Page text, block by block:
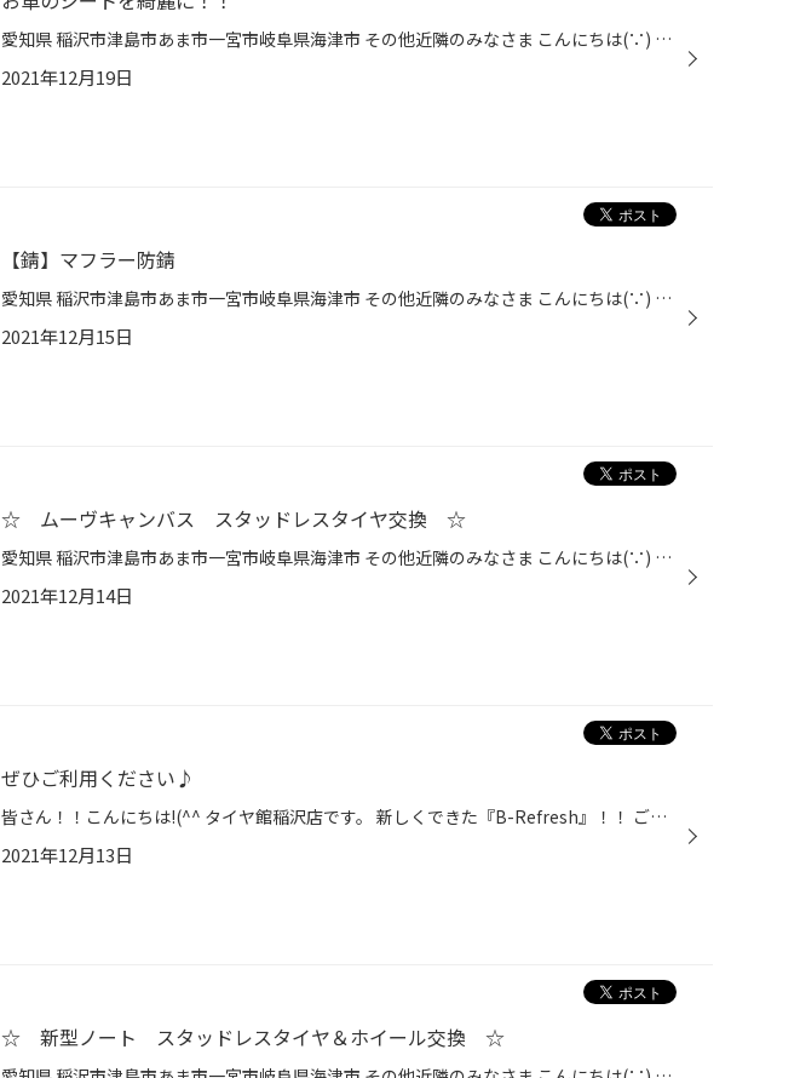
愛知県 稲沢市津島市あま市一宮市岐阜県海津市 その他近隣のみなさま こんにちは(∵) 愛知県稲沢市福島町西尾張中央道沿い エンジン オイル交換 も出来る お店 【タイヤ館 稲沢】です。 パンク 補償 サービス もございます。 【祝】スマホ決済が導入！ d払い、ペイペイ、Rペイがご利用いただけます。...
2021年12月19日
【錆】マフラー防錆
愛知県 稲沢市津島市あま市一宮市岐阜県海津市 その他近隣のみなさま こんにちは(∵) 愛知県稲沢市福島町西尾張中央道沿い エンジン オイル交換 も出来る お店 【タイヤ館 稲沢】です。 パンク 補償 サービス も始まりました。 【祝】スマホ決済が導入！ d払い、ペイペイ、Rペイがご利用いただけます...
2021年12月15日
☆ ムーヴキャンバス スタッドレスタイヤ交換 ☆
愛知県 稲沢市津島市あま市一宮市岐阜県海津市 その他近隣のみなさま こんにちは(∵) 愛知県稲沢市福島町西尾張中央道沿い エンジン オイル交換 も出来る お店 【タイヤ館 稲沢】です。 パンク 補償 サービス も始まりました。 【祝】スマホ決済が導入！ d払い、ペイペイ、Rペイがご利用いただけます...
2021年12月14日
ぜひご利用ください♪
皆さん！！こんにちは!(^^ タイヤ館稲沢店です。 新しくできた『B-Refresh』！！ ご利用下さい♪ タイヤ交換以外も行っている B-Refreshサービス！！ お車をさらにキレイに長持ちする為に、 とてもオススメです☆ ヘッドライトコーティングやガラス撥水コーティングや ボディコーティングなどシートク...
2021年12月13日
☆ 新型ノート スタッドレスタイヤ＆ホイール交換 ☆